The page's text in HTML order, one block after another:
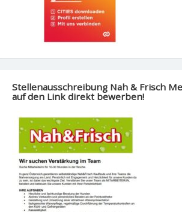
Stellenausschreibung Nah & Frisch
auf den Link direkt bewerben!